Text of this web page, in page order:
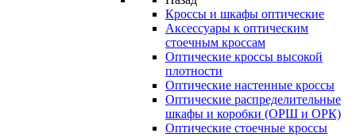
Кроссы и шкафы оптические
Аксессуары к оптическим
стоечным кроссам
Оптические кроссы высокой
плотности
Оптические настенные кроссы
Оптические распределительные
шкафы и коробки (ОРШ и ОРК)
Оптические стоечные кроссы